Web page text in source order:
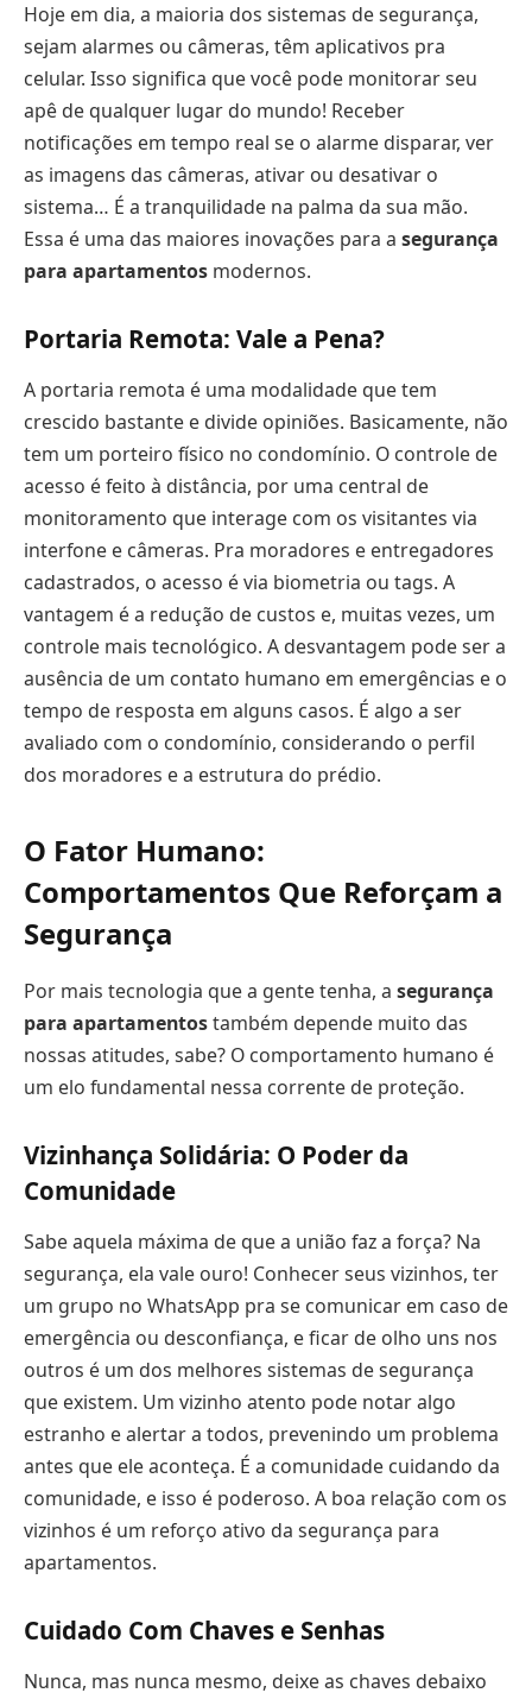
Hoje em dia, a maioria dos sistemas de segurança,
sejam alarmes ou câmeras, têm aplicativos pra
celular. Isso significa que você pode monitorar seu
apê de qualquer lugar do mundo! Receber
notificações em tempo real se o alarme disparar, ver
as imagens das câmeras, ativar ou desativar o
sistema… É a tranquilidade na palma da sua mão.
Essa é uma das maiores inovações para a segurança
para apartamentos modernos.
Portaria Remota: Vale a Pena?
A portaria remota é uma modalidade que tem
crescido bastante e divide opiniões. Basicamente, não
tem um porteiro físico no condomínio. O controle de
acesso é feito à distância, por uma central de
monitoramento que interage com os visitantes via
interfone e câmeras. Pra moradores e entregadores
cadastrados, o acesso é via biometria ou tags. A
vantagem é a redução de custos e, muitas vezes, um
controle mais tecnológico. A desvantagem pode ser a
ausência de um contato humano em emergências e o
tempo de resposta em alguns casos. É algo a ser
avaliado com o condomínio, considerando o perfil
dos moradores e a estrutura do prédio.
O Fator Humano:
Comportamentos Que Reforçam a
Segurança
Por mais tecnologia que a gente tenha, a segurança
para apartamentostambém depende muito das
nossas atitudes, sabe? O comportamento humano é
um elo fundamental nessa corrente de proteção.
Vizinhança Solidária: O Poder da
Comunidade
Sabe aquela máxima de que a união faz a força? Na
segurança, ela vale ouro! Conhecer seus vizinhos, ter
um grupo no WhatsApp pra se comunicar em caso de
emergência ou desconfiança, e ficar de olho uns nos
outros é um dos melhores sistemas de segurança
que existem. Um vizinho atento pode notar algo
estranho e alertar a todos, prevenindo um problema
antes que ele aconteça. É a comunidade cuidando da
comunidade, e isso é poderoso. A boa relação com os
vizinhos é um reforço ativo da segurança para
apartamentos.
Cuidado Com Chaves e Senhas
Nunca, mas nunca mesmo, deixe as chaves debaixo